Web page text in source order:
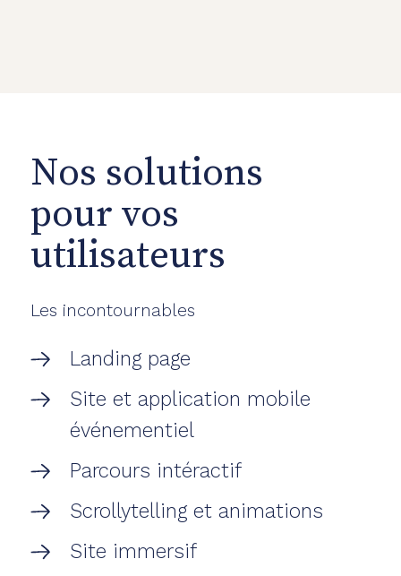
Nos solutions
pour vos
utilisateurs
Les incontournables
Landing page
Site et application mobile
événementiel
Parcours intéractif
Scrollytelling et animations
Site immersif